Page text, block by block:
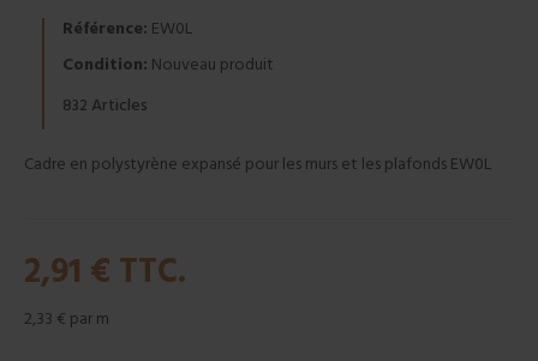
Référence: EW0L
Condition: Nouveau produit
832 Articles
Cadre en polystyrène expansé pour les murs et les plafonds EW0L
2,91 € TTC.
2,33 € par m